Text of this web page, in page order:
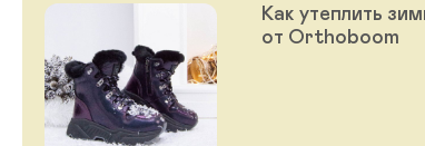
Как утеплить
от Orthoboom